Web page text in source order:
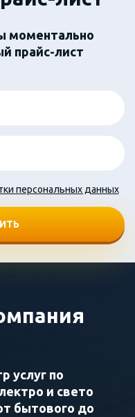
моментально
прайс-лист
персональных данных
услуг по
и свето
бытового до